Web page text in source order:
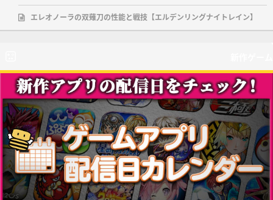
エレオノーラの双薙刀の性能と戦技【エルデンリングナイトレイン】